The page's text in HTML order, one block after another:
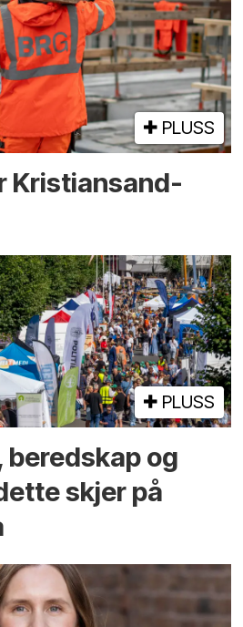
PLUSS
Kristiansand-
PLUSS
beredskap og
skjer på